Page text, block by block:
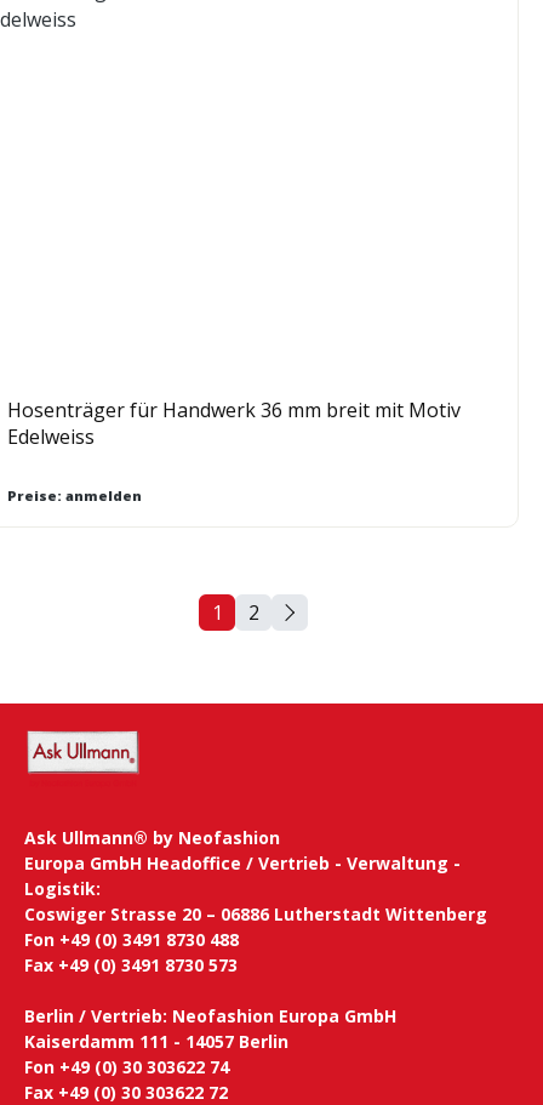
Hosenträger für Handwerk 36 mm breit mit Motiv
Edelweiss
Preise: anmelden
Seite
1 Seite
2
Ask Ullmann® by Neofashion
Europa GmbH Headoffice / Vertrieb - Verwaltung -
Logistik:
Coswiger Strasse 20 – 06886 Lutherstadt Wittenberg
Fon +49 (0) 3491 8730 488
Fax +49 (0) 3491 8730 573
Berlin / Vertrieb: Neofashion Europa GmbH
Kaiserdamm 111 - 14057 Berlin
Fon +49 (0) 30 303622 74
Fax +49 (0) 30 303622 72